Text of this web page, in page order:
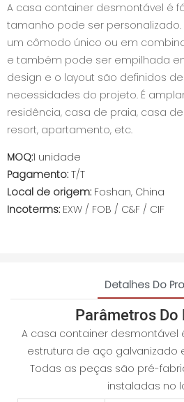
A casa container desmontável é
tamanho pode ser
um cômodo único ou em
e também pode ser empilhada
design e o layout são definidos
necessidades do projeto. É
residência, casa de praia, casa
resort, apartamento, etc.
MOQ:1 unidade
Pagamento: T/T
Local de origem: Foshan, China
Incoterms: EXW / FOB / C&F / CIF
Detalhes Do
Parâmetros Do
A casa container
estrutura de aço galvanizado
Todas as peças são pré-
instaladas no